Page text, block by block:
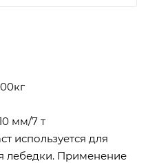
мм/7 т
используется для
лебедки. Применение